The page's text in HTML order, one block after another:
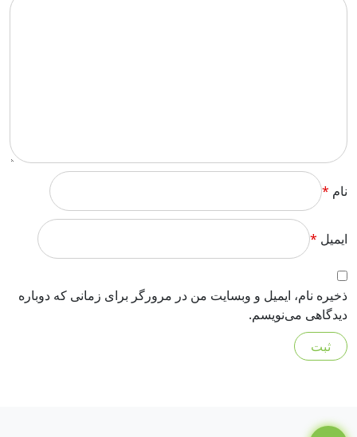
نام *
ایمیل *
ذخیره نام، ایمیل و وبسایت من در مرورگر برای زمانی که دوباره
دیدگاهی می‌نویسم.